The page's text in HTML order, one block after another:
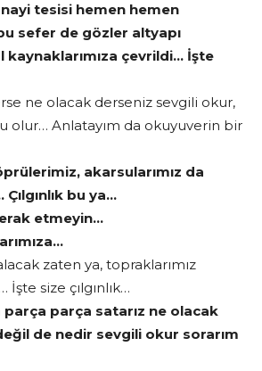
tesisi hemen hemen
sefer de gözler altyapı
çevrildi… İşte
ne olacak derseniz sevgili okur,
olur… Anlatayım da okuyuverin bir
akarsularımız da
bu ya…
etmeyin…
zaten ya, topraklarımız
size çılgınlık…
parça parça satarız ne olacak
değil de nedir sevgili okur sorarım